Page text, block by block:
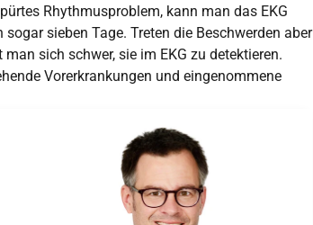
Rhythmusproblem, kann man das EKG
sieben Tage. Treten die Beschwerden aber
sich schwer, sie im EKG zu detektieren.
Vorerkrankungen und eingenommene